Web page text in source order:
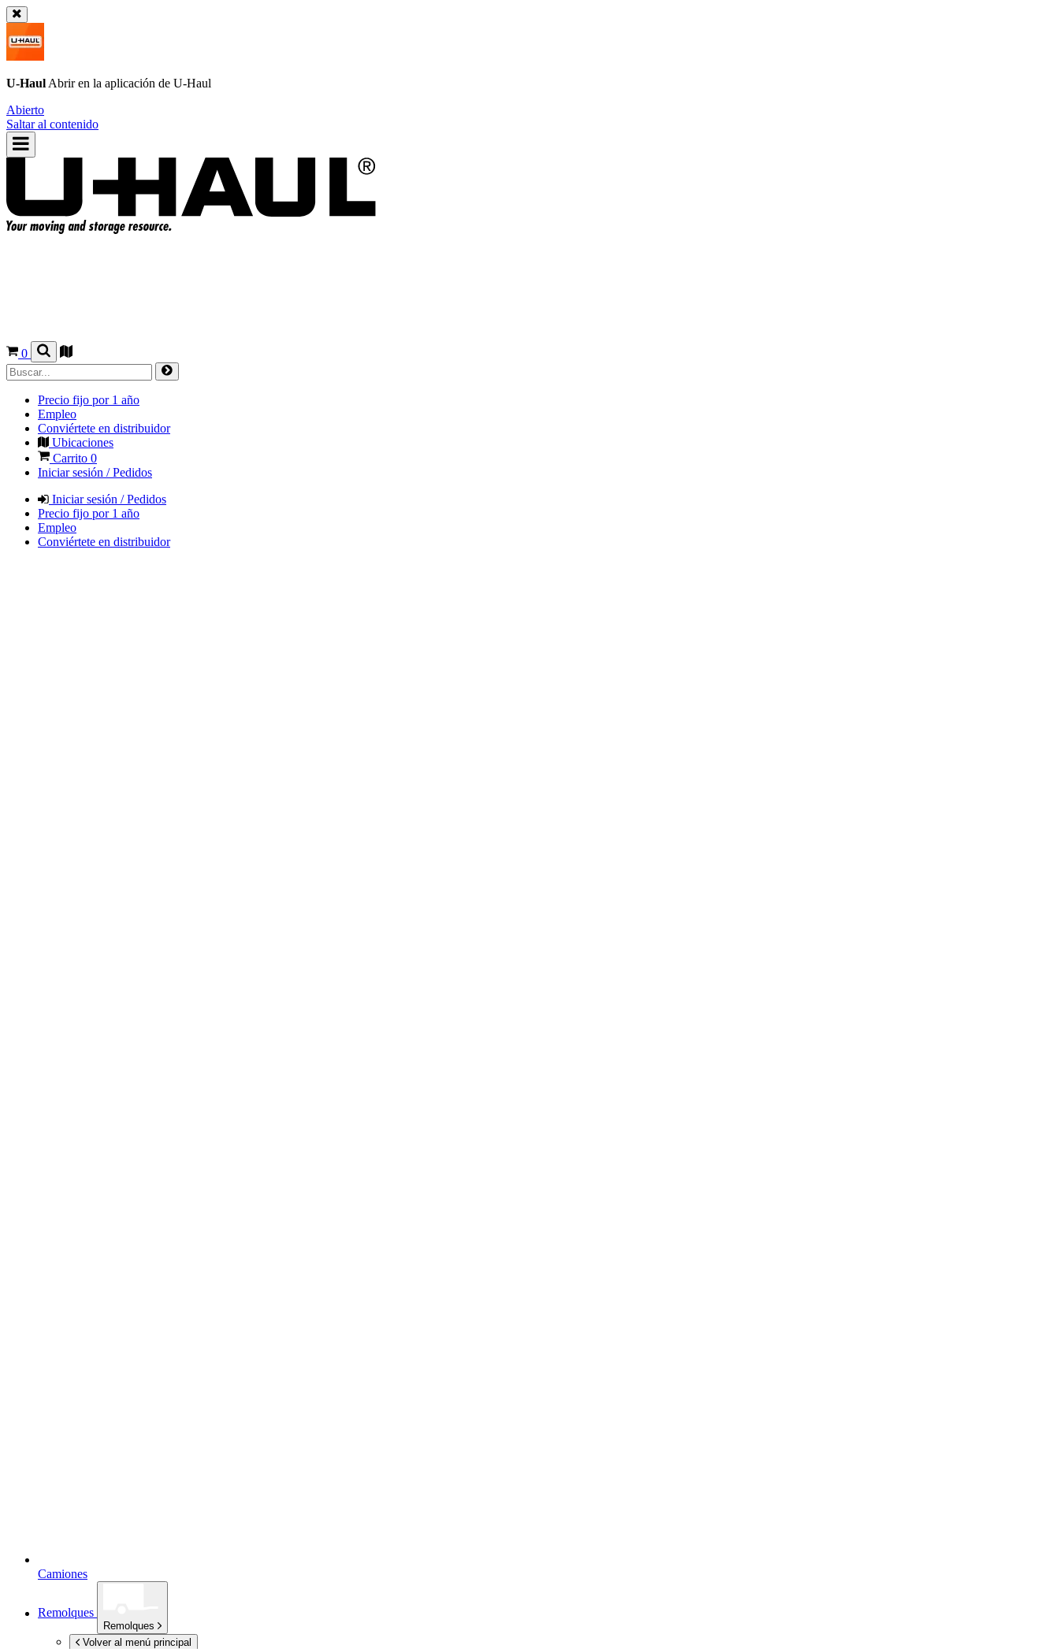
U-Haul Abrir en la aplicación de U-Haul
Abierto
Saltar al contenido
0
Precio fijo por 1 año
Empleo
Conviértete en distribuidor
Ubicaciones
Carrito 0
Iniciar sesión / Pedidos
Iniciar sesión / Pedidos
Precio fijo por 1 año
Empleo
Conviértete en distribuidor
Camiones
Remolques
Remolques
Volver al menú principal